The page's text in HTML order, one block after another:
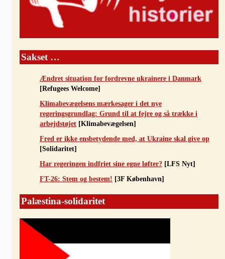
Sakset …
Ændret situation for fordrevne ukrainere i Danmark
[Refugees Welcome]
Klimabevægelsens mærkesager i det nye
regeringsgrundlag: Grund til at fejre og så trække i
arbejdstøjet [Klimabevægelsen]
Fred er ikke ensbetydende med, at Ukraine skal give op
[Solidaritet]
Har regeringen indfriet sine egne løfter? [LFS Nyt]
FT-26: Stem og bestem! [3F København]
Palæstina-solidaritet